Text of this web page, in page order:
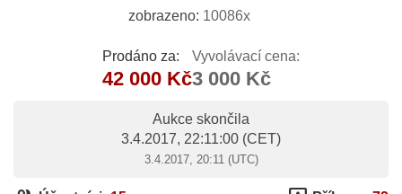
zobrazeno: 10086x
Prodáno za:
42 000 Kč
Vyvolávací cena:
3 000 Kč
Aukce skončila
3.4.2017, 22:11:00 (CET)
3.4.2017, 20:11 (UTC)